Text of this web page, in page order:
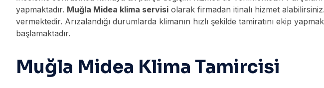
yapmaktadır. Muğla Midea klima servisi olarak firmadan itinalı hizmet
vermektedir. Arızalandığı durumlarda klimanın hızlı şekilde tamiratını ekip
başlamaktadır.
Muğla Midea Klima Tamircisi